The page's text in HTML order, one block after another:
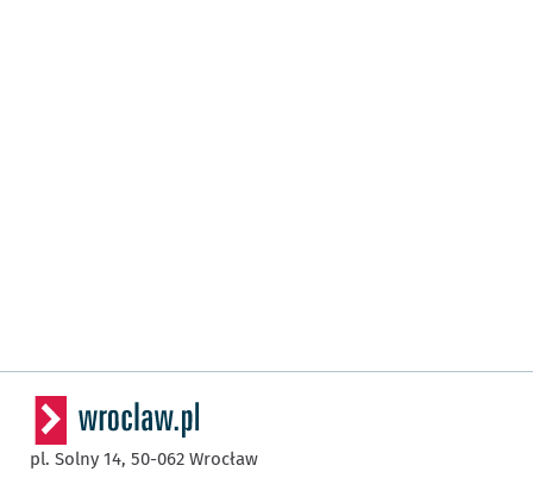
pl. Solny 14, 50-062 Wrocław